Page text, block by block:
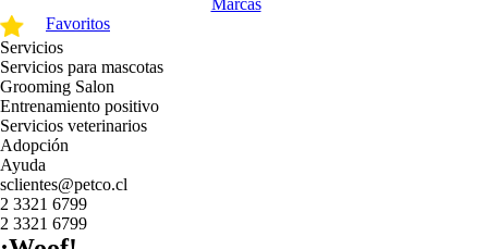
Marcas
Favoritos
Servicios
Servicios para mascotas
Grooming Salon
Entrenamiento positivo
Servicios veterinarios
Adopción
Ayuda
sclientes@petco.cl
2 3321 6799
2 3321 6799